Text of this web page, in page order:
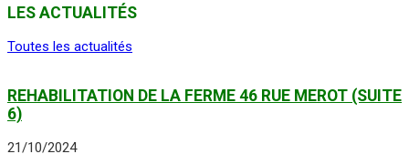
LES ACTUALITÉS
Toutes les actualités
REHABILITATION DE LA FERME 46 RUE MEROT (SUITE
6)
21/10/2024